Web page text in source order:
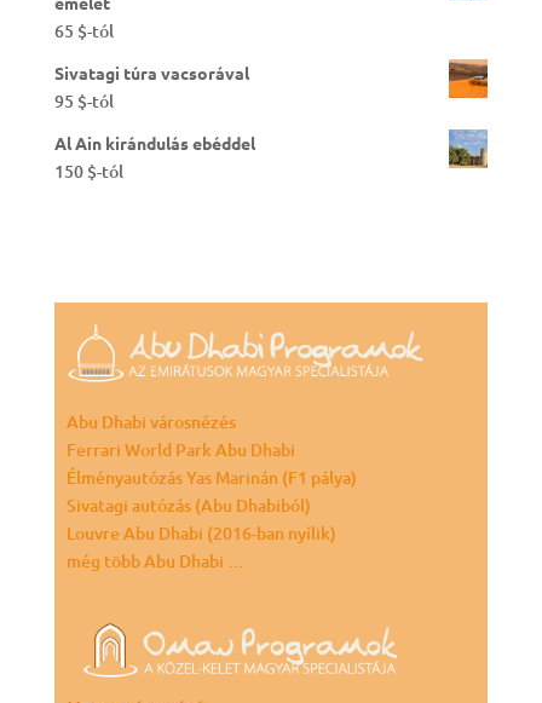
65 $-tól
Sivatagi túra vacsorával
95 $-tól
Al Ain kirándulás ebéddel
150 $-tól
Abu Dhabi városnézés
Ferrari World Park Abu Dhabi
Élményautózás Yas Marinán (F1 pálya)
Sivatagi autózás (Abu Dhabiból)
Louvre Abu Dhabi (2016-ban nyílik)
még több Abu Dhabi …